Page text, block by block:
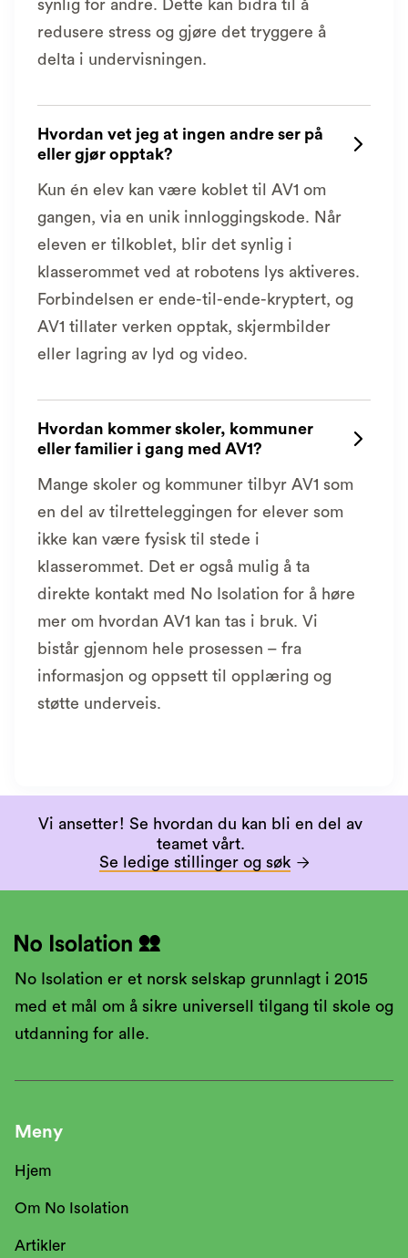
synlig for andre. Dette kan bidra til å
redusere stress og gjøre det tryggere å
delta i undervisningen.
Hvordan vet jeg at ingen andre ser på
eller gjør opptak?

Kun én elev kan være koblet til AV1 om
gangen, via en unik innloggingskode. Når
eleven er tilkoblet, blir det synlig i
klasserommet ved at robotens lys aktiveres.
Forbindelsen er ende-til-ende-kryptert, og
AV1 tillater verken opptak, skjermbilder
eller lagring av lyd og video.
Hvordan kommer skoler, kommuner
eller familier i gang med AV1?

Mange skoler og kommuner tilbyr AV1 som
en del av tilretteleggingen for elever som
ikke kan være fysisk til stede i
klasserommet. Det er også mulig å ta
direkte kontakt med No Isolation for å høre
mer om hvordan AV1 kan tas i bruk. Vi
bistår gjennom hele prosessen – fra
informasjon og oppsett til opplæring og
støtte underveis.
Vi ansetter! Se hvordan du kan bli en del av
teamet vårt.
Se ledige stillinger og søk 
No Isolation er et norsk selskap grunnlagt i 2015
med et mål om å sikre universell tilgang til skole og
utdanning for alle.
Meny
Hjem
Om No Isolation
Artikler